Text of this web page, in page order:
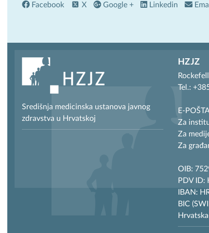
Facebook X Google + Linkedin
Središnja medicinska ustanova javnog
zdravstva u Hrvatskoj
HZJZ
Tel.:
E-
Za
Za
Za
OIB:
PDV ID:
IBAN:
BIC